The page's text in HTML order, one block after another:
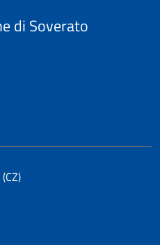
di Soverato